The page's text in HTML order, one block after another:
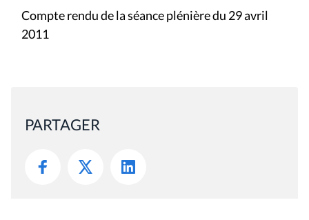
Compte rendu de la séance plénière du 29 avril
2011
PARTAGER